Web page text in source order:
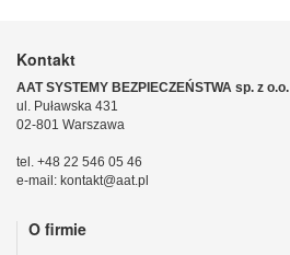
Kontakt
AAT SYSTEMY BEZPIECZEŃSTWA sp. z o.o.
ul. Puławska 431
02-801 Warszawa
tel. +48 22 546 05 46
e-mail: kontakt@aat.pl
O firmie